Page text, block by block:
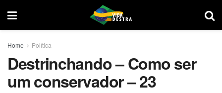
Home Política
Destrinchando – Como ser
um conservador – 23